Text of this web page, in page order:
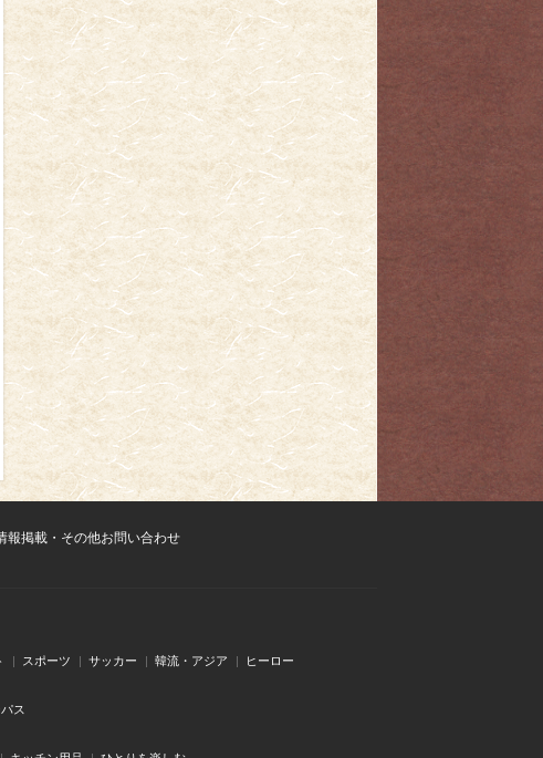
報掲載・その他お問い合わせ
スポーツ サッカー 韓流・アジア ヒーロー
ス